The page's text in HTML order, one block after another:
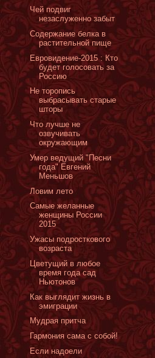
Чей подвиг
незаслуженно забыт
Содержание белка в
растительной пище
Евровидение-2015 : Кто
будет голосовать за
Россию
Не торопись
выбрасывать старые
шторы
Что лучше не
озвучивать
окружающим
Умер ведущий "Песни
года" Евгений
Меньшов
Ловим лето
Самые желанные
женщины России
2015
Ужасы подросткового
возраста
Цветущий в любое
время года сад
Ньютонов
Как выглядит жизнь в
эмиграции
Мудрая притча
Гармония сама с собой!
Если надоели